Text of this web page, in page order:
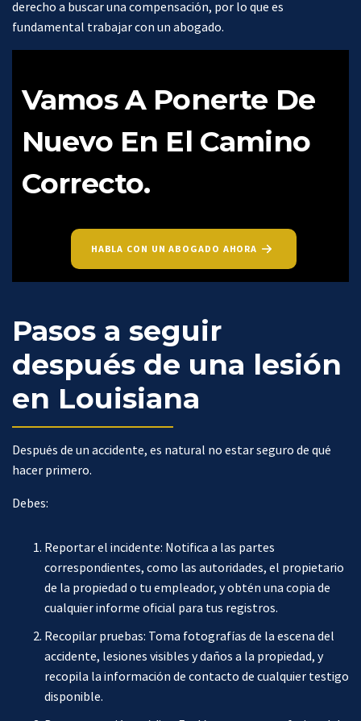
derecho a buscar una compensación, por lo que es
fundamental trabajar con un abogado.
Vamos A Ponerte De
Nuevo En El Camino
Correcto.
HABLA CON UN ABOGADO AHORA
Pasos a seguir
después de una lesión
en Louisiana
Después de un accidente, es natural no estar seguro de qué
hacer primero.
Debes:
Reportar el incidente: Notifica a las partes
correspondientes, como las autoridades, el propietario
de la propiedad o tu empleador, y obtén una copia de
cualquier informe oficial para tus registros.
Recopilar pruebas: Toma fotografías de la escena del
accidente, lesiones visibles y daños a la propiedad, y
recopila la información de contacto de cualquier testigo
disponible.